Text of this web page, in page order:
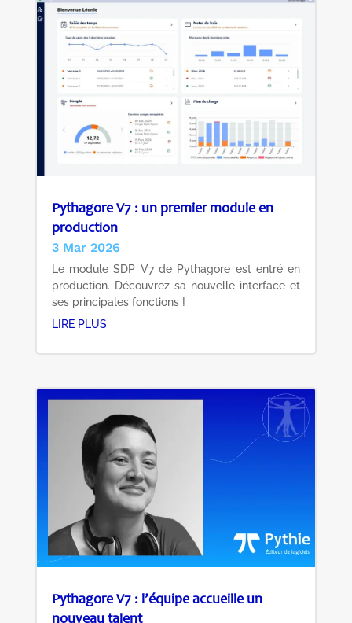
Pythagore V7 : un premier module en
production
3 Mar 2026
Le module SDP V7 de Pythagore est entré en
production. Découvrez sa nouvelle interface et
ses principales fonctions !
LIRE PLUS
Pythagore V7 : l’équipe accueille un
nouveau talent